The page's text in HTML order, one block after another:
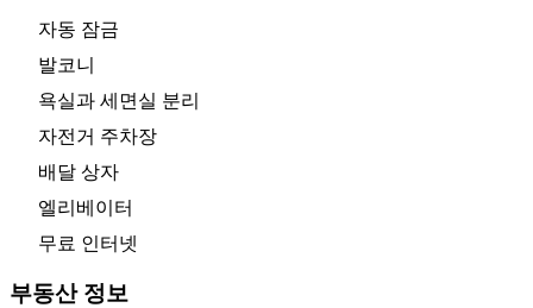
자동 잠금
발코니
욕실과 세면실 분리
자전거 주차장
배달 상자
엘리베이터
무료 인터넷
부동산 정보